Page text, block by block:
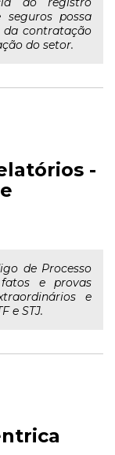
possa
da contratação
do setor.
-
de Processo
e provas
e
e STJ.